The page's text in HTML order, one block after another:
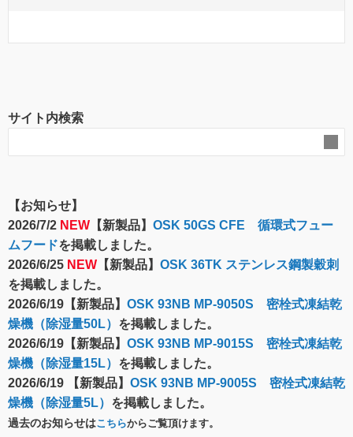
サイト内検索
【お知らせ】
2026/7/2 NEW 【新製品】 OSK 50GS CFE 循環式フュー
ムフードを掲載しました。
2026/6/25 NEW 【新製品】 OSK 36TK ステンレス鋼製穀刺
を掲載しました。
2026/6/19【新製品】 OSK 93NB MP-9050S 密栓式凍結乾
燥機（除湿量50L） を掲載しました。
2026/6/19【新製品】 OSK 93NB MP-9015S 密栓式凍結乾
燥機（除湿量15L） を掲載しました。
2026/6/19 【新製品】 OSK 93NB MP-9005S 密栓式凍結乾
燥機（除湿量5L） を掲載しました。
過去のお知らせはこちらからご覧頂けます。